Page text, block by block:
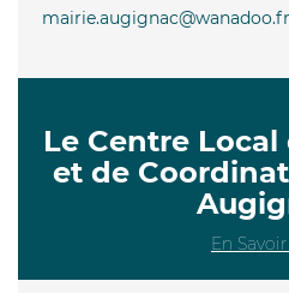
mairie.augignac@wanadoo.fr
Le Centre
et de
En